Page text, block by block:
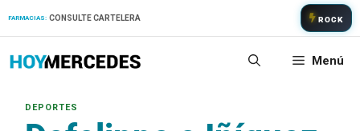
FARMACIAS: CONSULTE CARTELERA ROCK
Menú